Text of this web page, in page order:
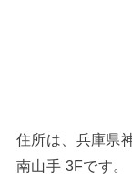
住所は、兵庫県
南山手 3Fです。